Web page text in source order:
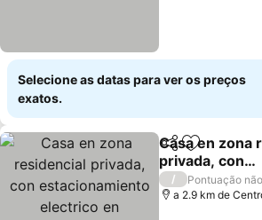
Selecione as datas para ver os preços
exatos.
PartilharAdicionar
Casa en zona
privada, con
en
Ver preços
/
Pontuação
a 2.9 km de